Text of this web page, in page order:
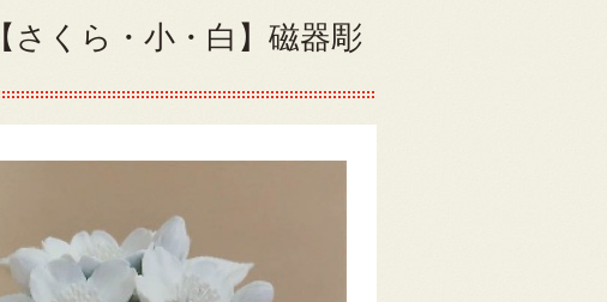
さくら・小・白】磁器彫